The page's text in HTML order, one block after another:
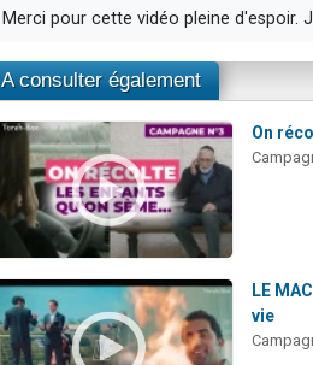
Merci pour cette vidéo pleine d'espoir.
A consulter également
On
LE
vie